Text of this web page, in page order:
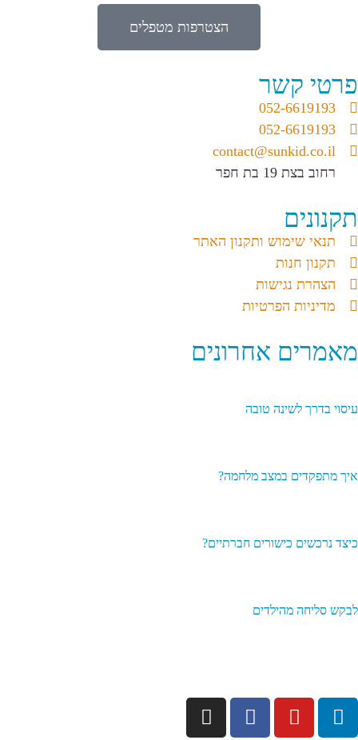
הצטרפות מטפלים
פרטי קשר
052-6619193
052-6619193
contact@sunkid.co.il
רחוב בצת 19 בת חפר
תקנונים
תנאי שימוש ותקנון האתר
תקנון חנות
הצהרת נגישות
מדיניות הפרטיות
מאמרים אחרונים
עיסוי בדרך לשינה טובה
איך מתפקדים במצב מלחמה?
כיצד נרכשים כישורים חברתיים?
לבקש סליחה מהילדים